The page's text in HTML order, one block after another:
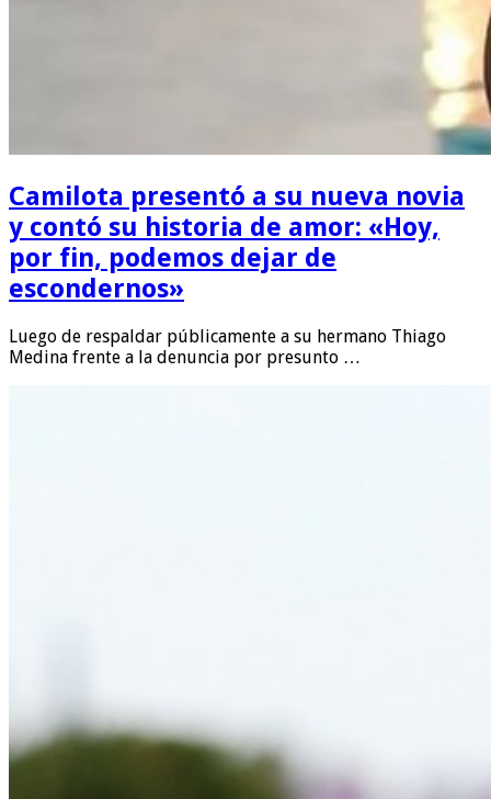
Camilota presentó a su nueva novia
y contó su historia de amor: «Hoy,
por fin, podemos dejar de
escondernos»
Luego de respaldar públicamente a su hermano Thiago
Medina frente a la denuncia por presunto …